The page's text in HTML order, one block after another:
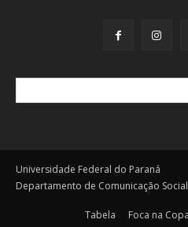
Universidade Federal do Paraná
Departamento de Comunicação
Tabela Foca na Copa